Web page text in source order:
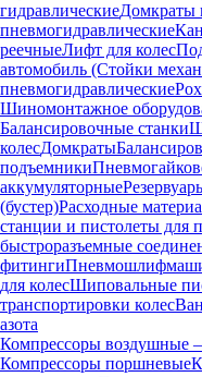
гидравлическиеДомкраты
пневмогидравлические
реечныеЛифт для колес
автомобиль (Стойки
пневмогидравлические
Шиномонтажное
Балансировочные станки
колесДомкраты
подъемники
аккумуляторные
(бустер)Расходные
станции и пистолеты для
быстроразъемные
фитинги
для колесШиповальные
транспортировки колес
азота
Компрессоры воздушные
Компрессоры поршневые